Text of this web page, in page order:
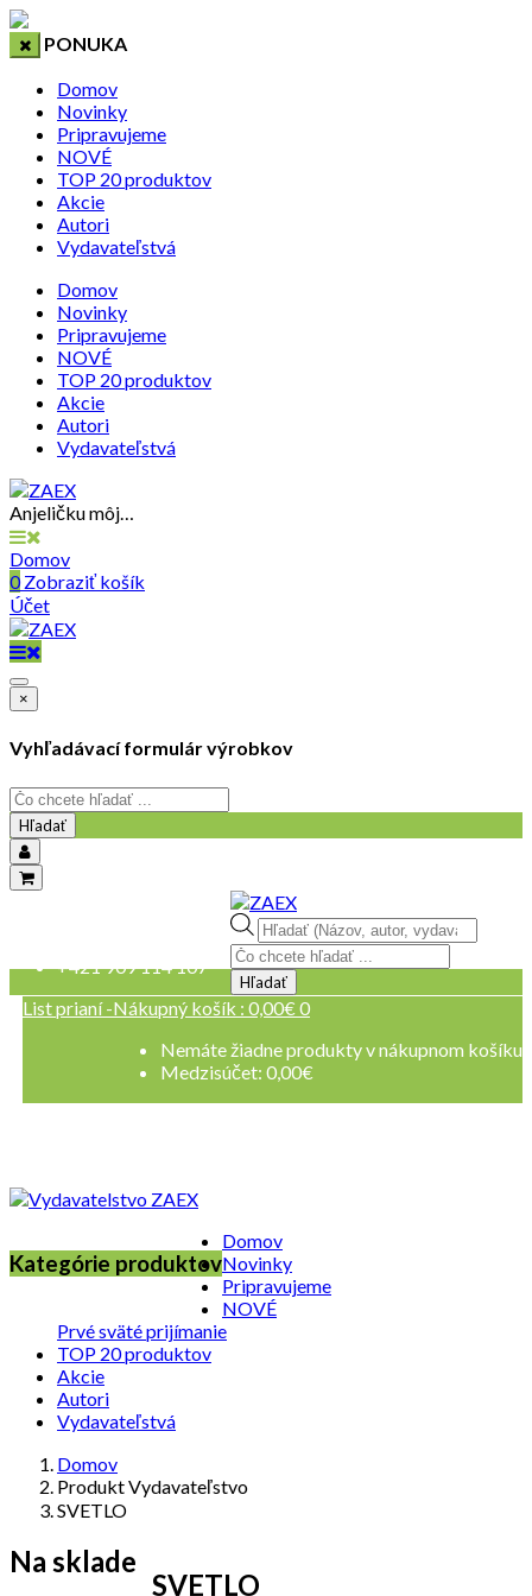
PONUKA
Domov
Novinky
Pripravujeme
NOVÉ
TOP 20 produktov
Akcie
Autori
Vydavateľstvá
Domov
Novinky
Pripravujeme
NOVÉ
TOP 20 produktov
Akcie
Autori
Vydavateľstvá
Anjeličku môj…
Domov
0Zobraziť košík
Účet
×
Vyhľadávací formulár výrobkov
Hľadať
+421 909 114 107
Nákupný košík : 0,00€ 0
Nemáte žiadne produkty v nákupnom košíku
Medzisúčet: 0,00€
List prianí -
Products
search
Hľadať
Kategórie produktov
Domov
Novinky
Pripravujeme
NOVÉ
Prvé sväté prijímanie
TOP 20 produktov
Akcie
Autori
Vydavateľstvá
Domov
Produkt Vydavateľstvo
SVETLO
SVETLO
Na sklade